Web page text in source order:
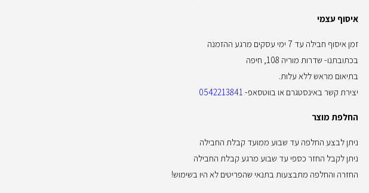
איסוף עצמי
זמן איסוף חבילה עד 7 ימי עסקים מרגע ההזמנה
בכתובתנו- שדרות מוריה 108, חיפה
בתיאום מראש ללא עלות.
יצירת קשר באינסטגרם או בווטסאפ- 0542213841
החלפת מוצר
ניתן לבצע החלפה עד שבוע ממועד קבלת החבילה
ניתן לקבל החזר כספי עד שבוע מרגע קבלת החבילה
החזרה והחלפה מתבצעות בתנאי שהפריטים לא היו בשימוש!